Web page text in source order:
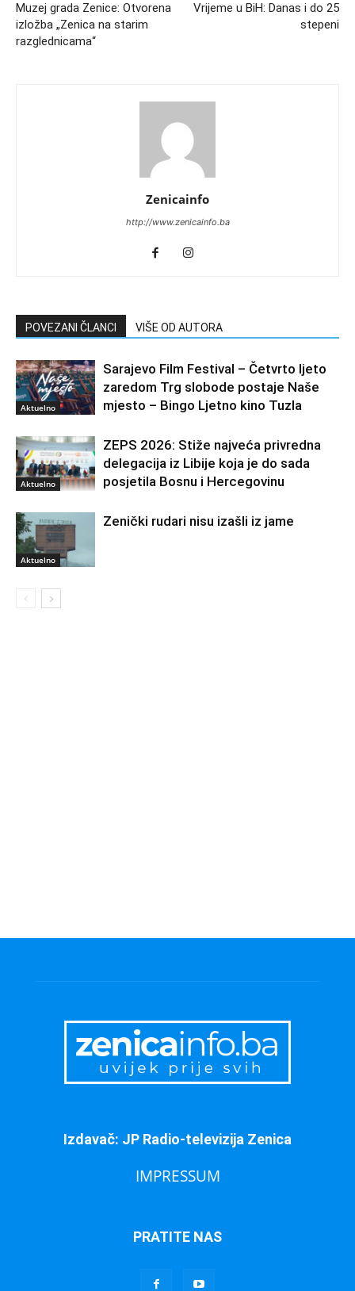
Muzej grada Zenice: Otvorena
izložba „Zenica na starim
razglednicama“
Vrijeme u BiH: Danas i do 25
stepeni
Zenicainfo
http://www.zenicainfo.ba
POVEZANI ČLANCI VIŠE OD AUTORA
Aktuelno
Sarajevo Film Festival – Četvrto ljeto
zaredom Trg slobode postaje Naše
mjesto – Bingo Ljetno kino Tuzla
Aktuelno
ZEPS 2026: Stiže najveća privredna
delegacija iz Libije koja je do sada
posjetila Bosnu i Hercegovinu
Aktuelno
Zenički rudari nisu izašli iz jame
Izdavač: JP Radio-televizija Zenica
IMPRESSUM
PRATITE NAS